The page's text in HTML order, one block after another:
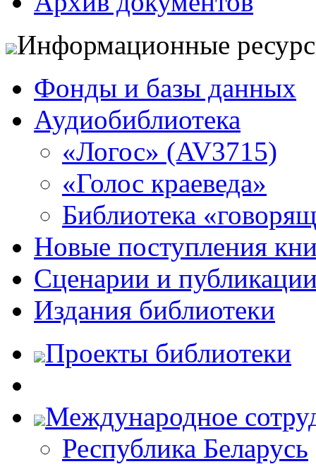
Информационные
Фонды и базы данных
Аудиобиблиотека
«Логос» (AV3715)
«Голос краеведа»
Библиотека
Новые поступления
Сценарии и
Издания библиотеки
Проекты библиотеки
Международное
Республика Беларусь